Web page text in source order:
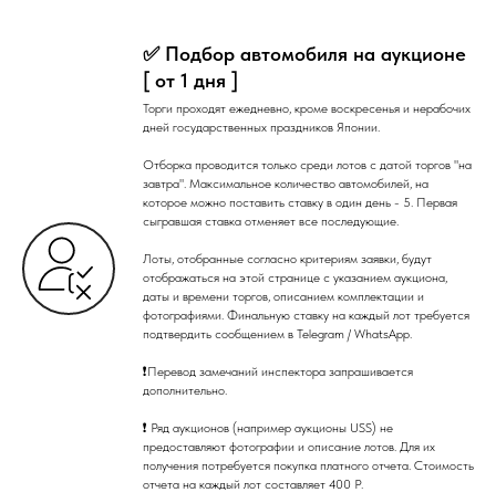
✅ Подбор автомобиля на аукционе
[ от 1 дня ]
Торги проходят ежедневно, кроме воскресенья и нерабочих
дней государственных праздников Японии.
Отборка проводится только среди лотов с датой торгов "на
завтра". Максимальное количество автомобилей, на
которое можно поставить ставку в один день - 5. Первая
сыгравшая ставка отменяет все последующие.
Лоты, отобранные согласно критериям заявки, будут
отображаться на этой странице с указанием аукциона,
даты и времени торгов, описанием комплектации и
фотографиями. Финальную ставку на каждый лот требуется
подтвердить сообщением в Telegram / WhatsApp.
❗Перевод замечаний инспектора запрашивается
дополнительно.
❗ Ряд аукционов (например аукционы USS) не
предоставляют фотографии и описание лотов. Для их
получения потребуется покупка платного отчета. Стоимость
отчета на каждый лот составляет 400 Р.